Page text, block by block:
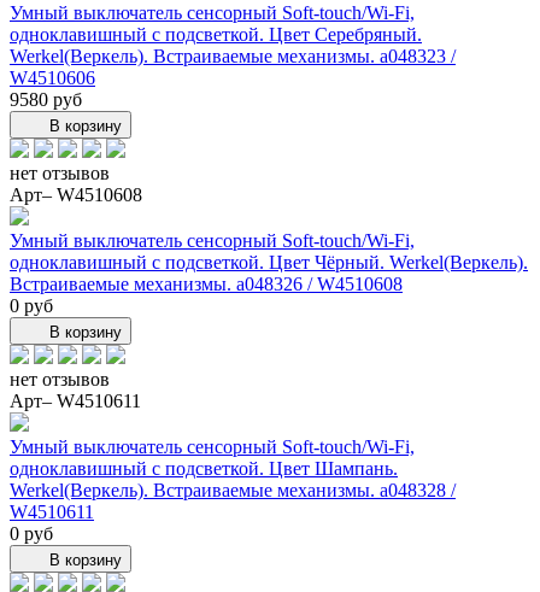
Умный выключатель сенсорный Soft-touch/Wi-Fi,
одноклавишный с подсветкой. Цвет Серебряный.
Werkel(Веркель). Встраиваемые механизмы. a048323 /
W4510606
9580 руб
В корзину
нет отзывов
Арт– W4510608
Умный выключатель сенсорный Soft-touch/Wi-Fi,
одноклавишный с подсветкой. Цвет Чёрный. Werkel(Веркель).
Встраиваемые механизмы. a048326 / W4510608
0 руб
В корзину
нет отзывов
Арт– W4510611
Умный выключатель сенсорный Soft-touch/Wi-Fi,
одноклавишный с подсветкой. Цвет Шампань.
Werkel(Веркель). Встраиваемые механизмы. a048328 /
W4510611
0 руб
В корзину